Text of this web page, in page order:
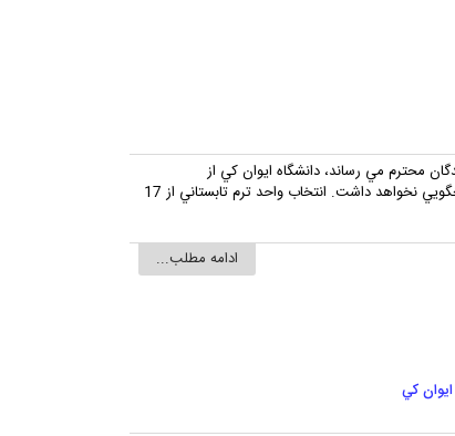
محترم مي رساند، دانشگاه ايوان کي از
1405/04/01 لغايت 1405/04/15 تعطيل مي باشد و پاسخگويي نخواهد داشت. انتخاب واحد ترم تابستاني از 17
ادامه مطلب...